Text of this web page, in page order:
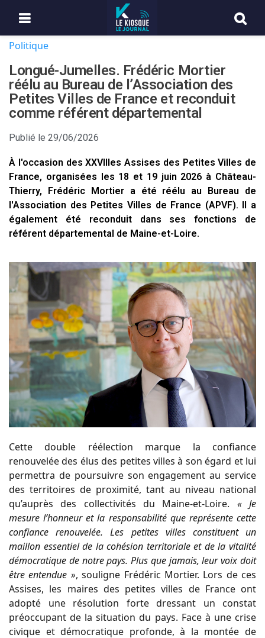
Politique
Longué-Jumelles. Frédéric Mortier
réélu au Bureau de l’Association des
Petites Villes de France et reconduit
comme référent départemental
Publié le 29/06/2026
À l'occasion des XXVIIIes Assises des Petites Villes de
France, organisées les 18 et 19 juin 2026 à Château-
Thierry, Frédéric Mortier a été réélu au Bureau de
l'Association des Petites Villes de France (APVF). Il a
également été reconduit dans ses fonctions de
référent départemental de Maine-et-Loire.
Cette double réélection marque la confiance
renouvelée des élus des petites villes à son égard et lui
permettra de poursuivre son engagement au service
des territoires de proximité, tant au niveau national
qu’auprès des collectivités du Maine-et-Loire. « Je
mesure l’honneur et la responsabilité que représente cette
confiance renouvelée. Les petites villes constituent un
maillon essentiel de la cohésion territoriale et de la vitalité
démocratique de notre pays. Plus que jamais, leur voix doit
être entendue », souligne Frédéric Mortier. Lors de ces
Assises, les maires des petites villes de France ont
adopté une résolution forte dressant un constat
préoccupant de la situation du pays. Face à une crise
civique et démocratique profonde, à la montée de